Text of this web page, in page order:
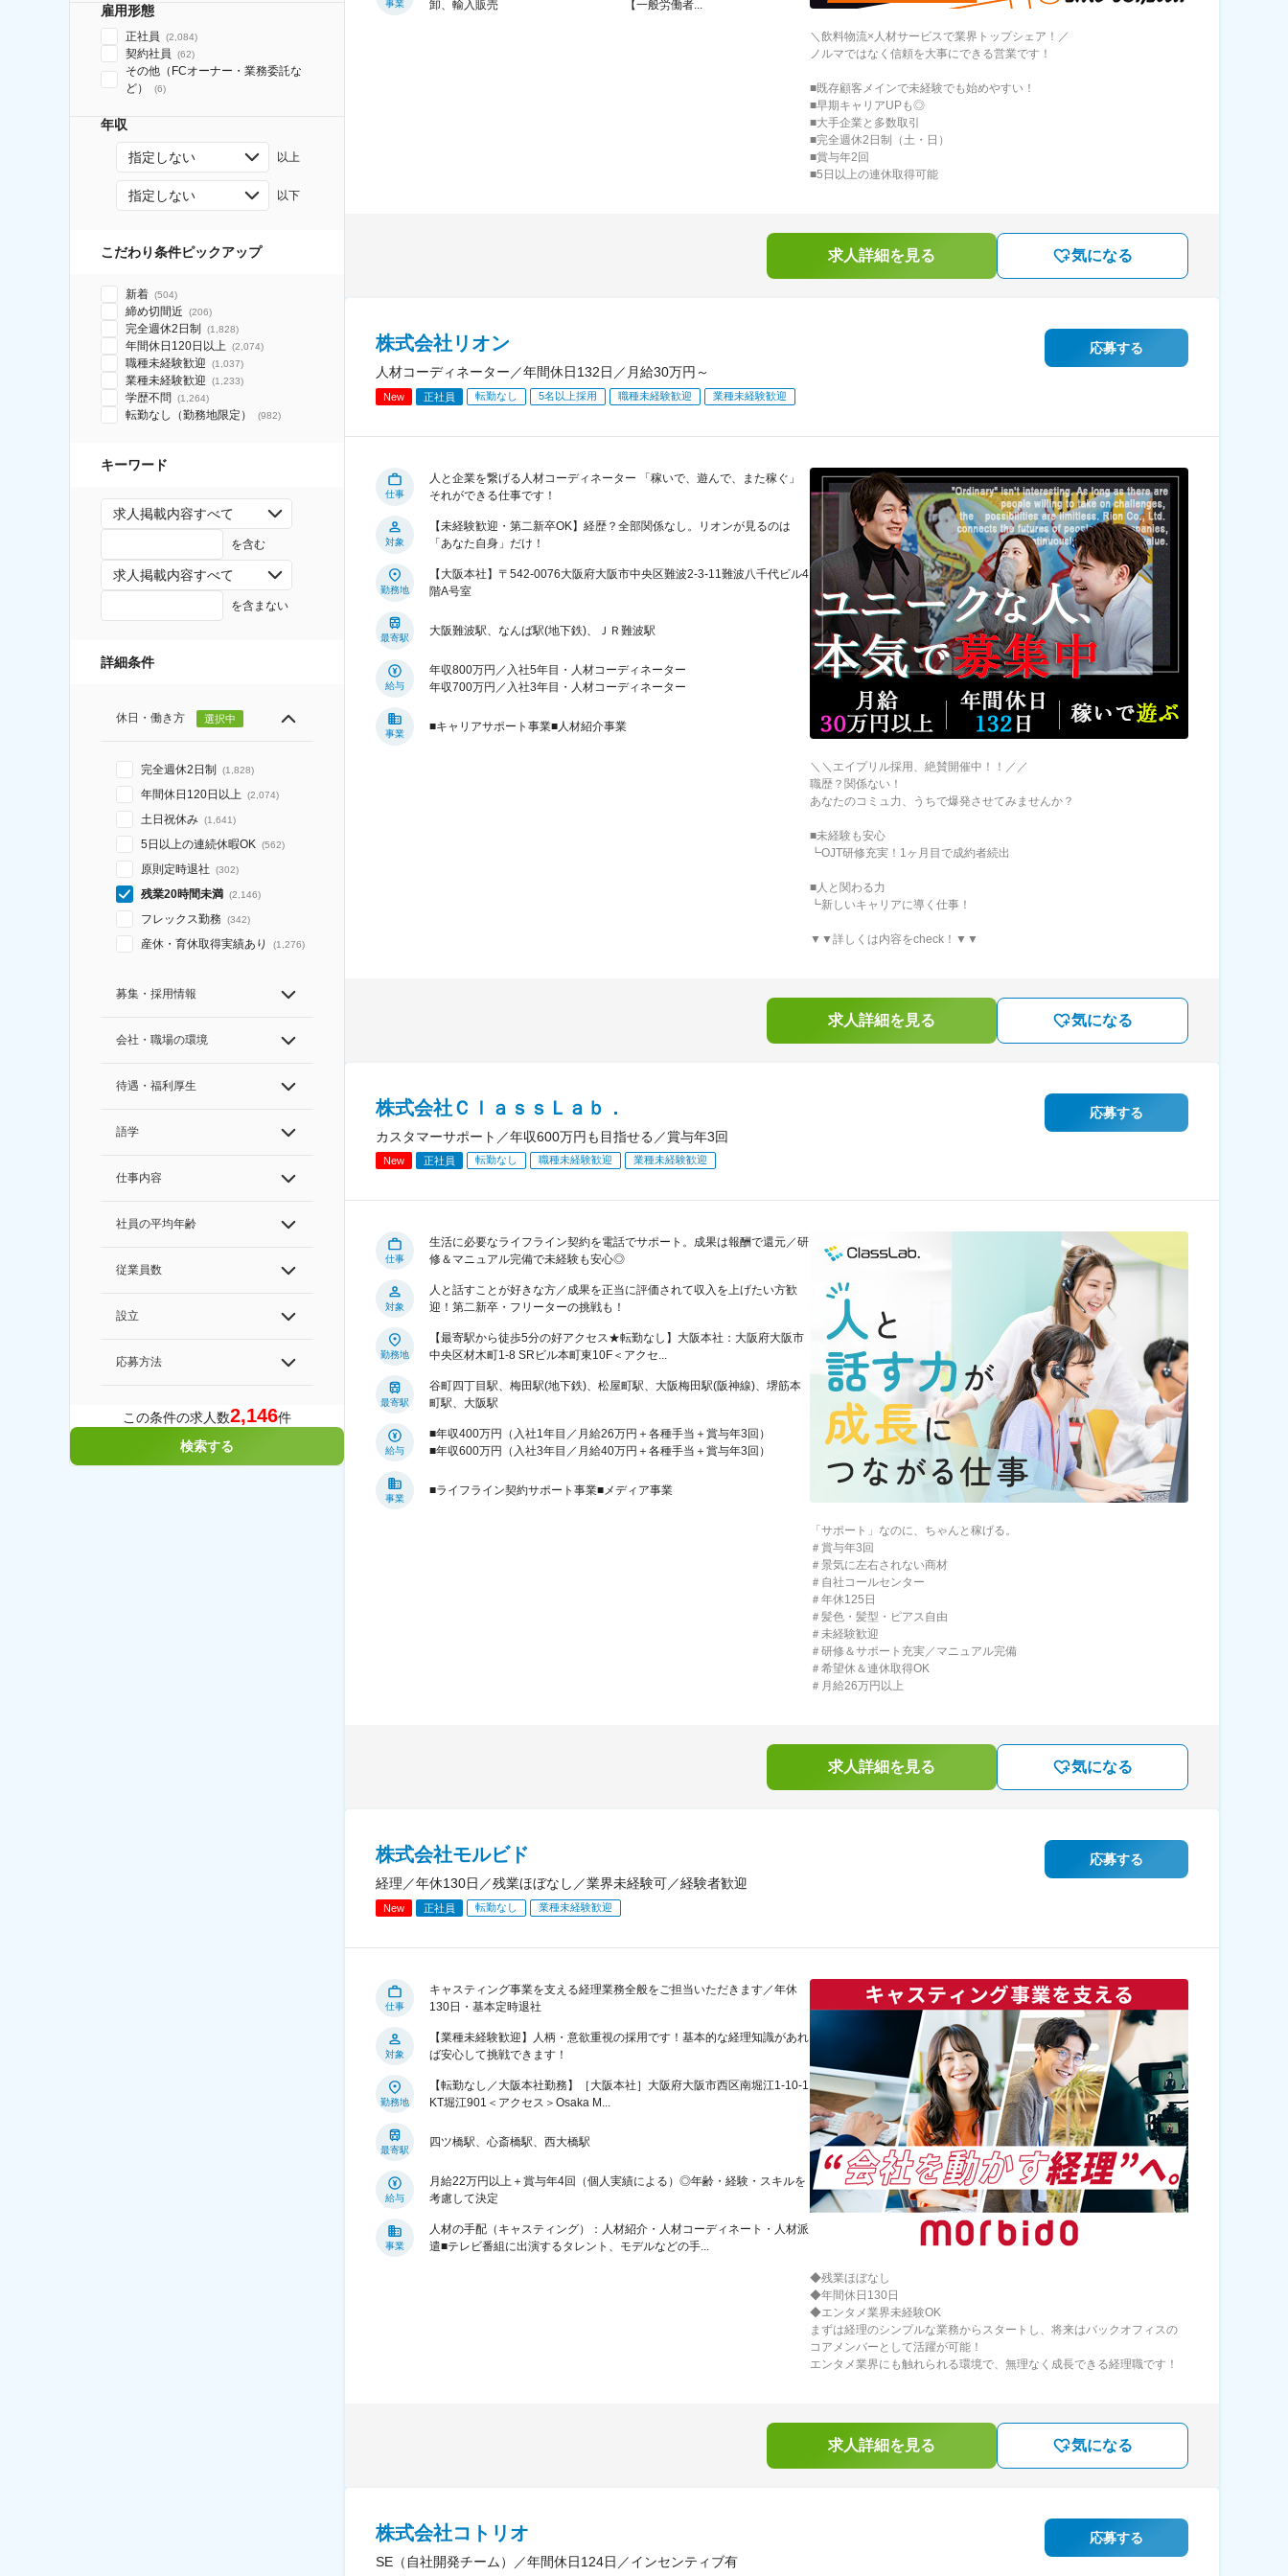
雇用形態
正社員 (2,084)
契約社員 (62)
その他（FCオーナー・業務委託な
ど）
(6)
年収
指定しない 以上
指定しない 以下
こだわり条件ピックアップ
新着 (504)
締め切間近 (206)
完全週休2日制 (1,828)
年間休日120日以上 (2,074)
職種未経験歓迎 (1,037)
業種未経験歓迎 (1,233)
学歴不問 (1,264)
転勤なし（勤務地限定） (982)
キーワード
求人掲載内容すべて
を含む
求人掲載内容すべて
を含まない
詳細条件
休日・働き方 選択中
完全週休2日制 (1,828)
年間休日120日以上 (2,074)
土日祝休み (1,641)
5日以上の連続休暇OK (562)
原則定時退社 (302)
残業20時間未満 (2,146)
フレックス勤務 (342)
産休・育休取得実績あり (1,276)
募集・採用情報
会社・職場の環境
待遇・福利厚生
語学
仕事内容
社員の平均年齢
従業員数
設立
応募方法
この条件の求人数2,146件
検索する
事業 卸、輸入販売 【一般労働者...
＼飲料物流×人材サービスで業界トップシェア！／
ノルマではなく信頼を大事にできる営業です！
■既存顧客メインで未経験でも始めやすい！
■早期キャリアUPも◎
■大手企業と多数取引
■完全週休2日制（土・日）
■賞与年2回
■5日以上の連休取得可能
求人詳細を見る 気になる
株式会社リオン
人材コーディネーター／年間休日132日／月給30万円～
New 正社員 転勤なし 5名以上採用 職種未経験歓迎 業種未経験歓迎
応募する
仕事
人と企業を繋げる人材コーディネーター 「稼いで、遊んで、また稼ぐ」
それができる仕事です！
対象
【未経験歓迎・第二新卒OK】経歴？全部関係なし。リオンが見るのは
「あなた自身」だけ！
勤務地
【大阪本社】〒542-0076大阪府大阪市中央区難波2-3-11難波八千代ビル4
階A号室
最寄駅
大阪難波駅、なんば駅(地下鉄)、ＪＲ難波駅
給与
年収800万円／入社5年目・人材コーディネーター
年収700万円／入社3年目・人材コーディネーター
事業
■キャリアサポート事業■人材紹介事業
＼＼エイプリル採用、絶賛開催中！！／／
職歴？関係ない！
あなたのコミュ力、うちで爆発させてみませんか？
■未経験も安心
┗OJT研修充実！1ヶ月目で成約者続出
■人と関わる力
┗新しいキャリアに導く仕事！
▼▼詳しくは内容をcheck！▼▼
求人詳細を見る 気になる
株式会社ＣｌａｓｓＬａｂ．
カスタマーサポート／年収600万円も目指せる／賞与年3回
New 正社員 転勤なし 職種未経験歓迎 業種未経験歓迎
応募する
仕事
生活に必要なライフライン契約を電話でサポート。成果は報酬で還元／研
修＆マニュアル完備で未経験も安心◎
対象
人と話すことが好きな方／成果を正当に評価されて収入を上げたい方歓
迎！第二新卒・フリーターの挑戦も！
勤務地
【最寄駅から徒歩5分の好アクセス★転勤なし】大阪本社：大阪府大阪市
中央区材木町1-8 SRビル本町東10F＜アクセ...
最寄駅
谷町四丁目駅、梅田駅(地下鉄)、松屋町駅、大阪梅田駅(阪神線)、堺筋本
町駅、大阪駅
給与
■年収400万円（入社1年目／月給26万円＋各種手当＋賞与年3回）
■年収600万円（入社3年目／月給40万円＋各種手当＋賞与年3回）
事業
■ライフライン契約サポート事業■メディア事業
「サポート」なのに、ちゃんと稼げる。
＃賞与年3回
＃景気に左右されない商材
＃自社コールセンター
＃年休125日
＃髪色・髪型・ピアス自由
＃未経験歓迎
＃研修＆サポート充実／マニュアル完備
＃希望休＆連休取得OK
＃月給26万円以上
求人詳細を見る 気になる
株式会社モルビド
経理／年休130日／残業ほぼなし／業界未経験可／経験者歓迎
New 正社員 転勤なし 業種未経験歓迎
応募する
仕事
キャスティング事業を支える経理業務全般をご担当いただきます／年休
130日・基本定時退社
対象
【業種未経験歓迎】人柄・意欲重視の採用です！基本的な経理知識があれ
ば安心して挑戦できます！
勤務地
【転勤なし／大阪本社勤務】［大阪本社］大阪府大阪市西区南堀江1-10-1
KT堀江901＜アクセス＞Osaka M...
最寄駅
四ツ橋駅、心斎橋駅、西大橋駅
給与
月給22万円以上＋賞与年4回（個人実績による）◎年齢・経験・スキルを
考慮して決定
事業
人材の手配（キャスティング）：人材紹介・人材コーディネート・人材派
遣■テレビ番組に出演するタレント、モデルなどの手...
◆残業ほぼなし
◆年間休日130日
◆エンタメ業界未経験OK
まずは経理のシンプルな業務からスタートし、将来はバックオフィスの
コアメンバーとして活躍が可能！
エンタメ業界にも触れられる環境で、無理なく成長できる経理職です！
求人詳細を見る 気になる
株式会社コトリオ
SE（自社開発チーム）／年間休日124日／インセンティブ有
応募する